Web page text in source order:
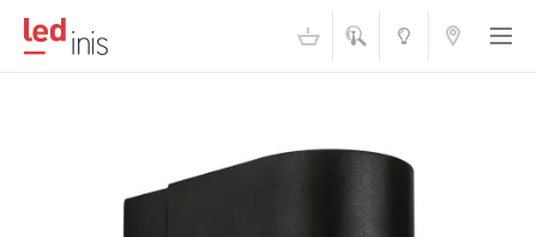
ŠVIESOS KONTAKTAI